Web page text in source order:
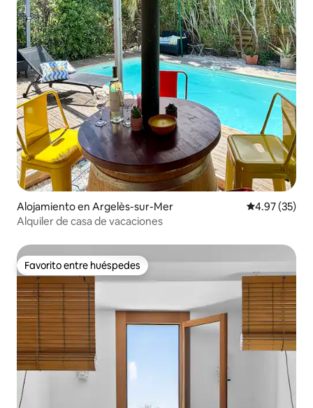
Alojamiento en Argelès-sur-Mer Calificación
4.97 (35)
Alquiler de casa de vacaciones
Favorito entre huéspedes
Favorito entre huéspedes